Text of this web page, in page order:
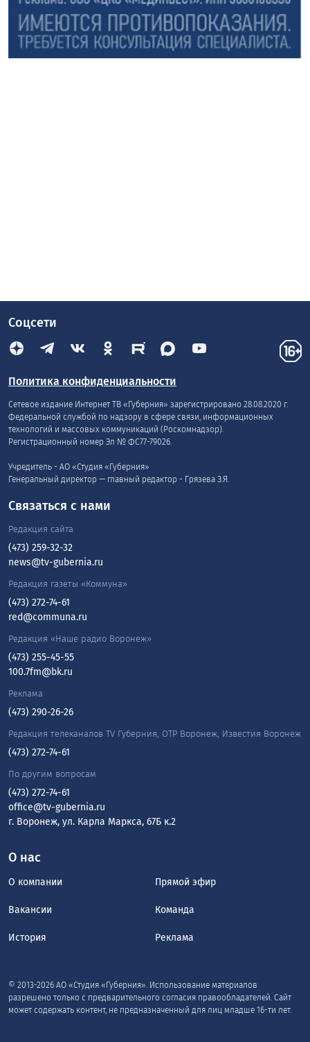
Соцсети
Политика конфиденциальности
Сетевое издание Интернет ТВ «Губерния» зарегистрировано 28.08.2020 г.
Федеральной службой по надзору в сфере связи, информационных
технологий и массовых коммуникаций (Роскомнадзор).
Регистрационный номер Эл № ФС77-79026.
Учредитель - АО «Студия «Губерния»
Генеральный директор — главный редактор - Грязева З.Я.
О нас
О компании Прямой эфир
Вакансии Команда
История Реклама
© 2013-2026 АО «Студия «Губерния». Использование материалов
разрешено только с предварительного согласия правообладателей. Сайт
может содержать контент, не предназначенный для лиц младше 16-ти лет.
Связаться с нами
Редакция сайта
(473) 259-32-32
news@tv-gubernia.ru
Редакция газеты «Коммуна»
(473) 272-74-61
red@communa.ru
Редакция «Наше радио Воронеж»
(473) 255-45-55
100.7fm@bk.ru
Реклама
(473) 290-26-26
Редакция телеканалов TV Губерния, ОТР Воронеж, Известия Воронеж
(473) 272-74-61
По другим вопросам
(473) 272-74-61
office@tv-gubernia.ru
г. Воронеж, ул. Карла Маркса, 67Б к.2